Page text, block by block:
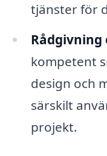
tjänster för
Rådgivning
kompetent
design och
särskilt
projekt.